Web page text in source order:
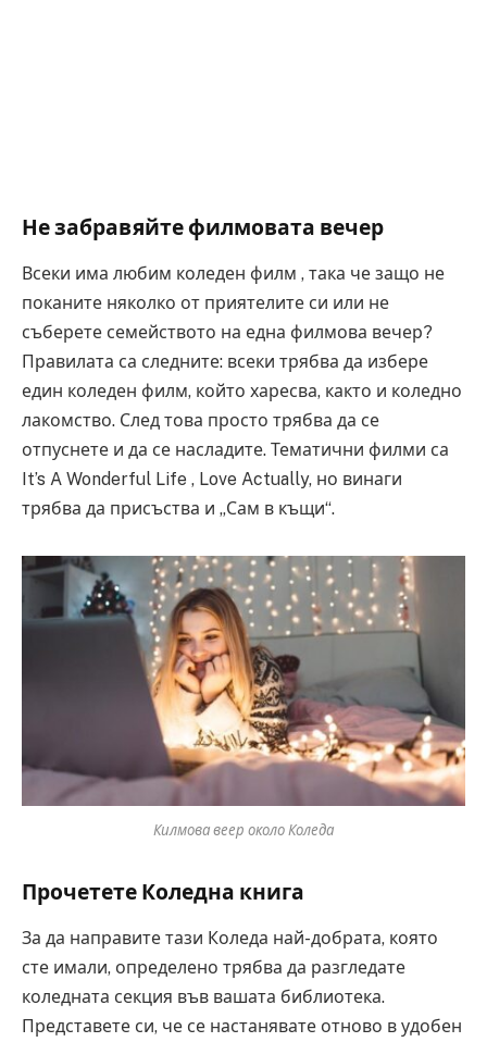
Не забравяйте филмовата вечер
Всеки има любим коледен филм , така че защо не
поканите няколко от приятелите си или не
съберете семейството на една филмова вечер?
Правилата са следните: всеки трябва да избере
един коледен филм, който харесва, както и коледно
лакомство. След това просто трябва да се
отпуснете и да се насладите. Тематични филми са
It’s A Wonderful Life , Love Actually, но винаги
трябва да присъства и „Сам в къщи“.
Килмова веер около Коледа
Прочетете Коледна книга
За да направите тази Коледа най-добрата, която
сте имали, определено трябва да разгледате
коледната секция във вашата библиотека.
Представете си, че се настанявате отново в удобен